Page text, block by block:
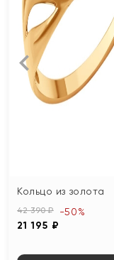
Кольцо из золота
42 390 ₽
21 195 ₽
-50%